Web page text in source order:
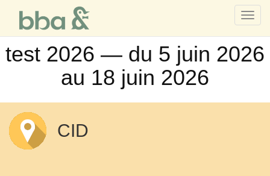
test 2026 — du 5 juin 2026
au 18 juin 2026
CID